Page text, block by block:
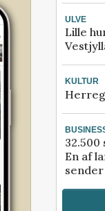
ULVE
Lille
KULTUR
En af